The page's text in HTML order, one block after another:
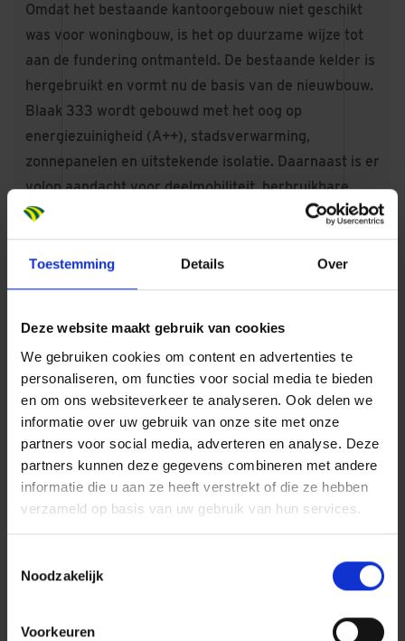
Toestemming Details Over
Deze website maakt gebruik van cookies
We gebruiken cookies om content en advertenties te
personaliseren, om functies voor social media te bieden
en om ons websiteverkeer te analyseren. Ook delen we
informatie over uw gebruik van onze site met onze
partners voor social media, adverteren en analyse. Deze
partners kunnen deze gegevens combineren met andere
informatie die u aan ze heeft verstrekt of die ze hebben
verzameld op basis van uw gebruik van hun services.
Noodzakelijk
Voorkeuren
Omdat het bestaande kantoorgebouw niet geschikt
was voor woningbouw, is het op duurzame wijze tot
aan de fundering ontmanteld. De bestaande kelder is
hergebruikt en vormt nu de basis van de nieuwbouw.
Blaak 333 wordt gebouwd met het oog op
energiezuinigheid (A++), stadsverwarming,
zonnepanelen en uitstekende isolatie. Daarnaast is er
volop aandacht voor deelmobiliteit, herbruikbare
bouwcomponenten, biodiversiteit (nestkasten en veel
groen) en flexibiliteit voor de toekomst.
David Snelleman, directievoorzitter bij Dura Vermeer
Bouw en Vastgoed Rotterdam: “In een stad waar
er al is. Met Blaak 333 hebben we behouden wat
waarde heeft en geven we de plek een nieuwe
toekomst. We hebben hier letterlijk én figuurlijk onze
handtekening achtergelaten: als bouwer van dit
nieuwe icoon voor de stad.”
Paul Oremus, Managing Director Netherlands bij
CBRE Investment Management: “Blaak 333 laat zien
hoe we betaalbaarheid en duurzaamheid hand in
we middenhuurwoningen toe die voor een brede
groep toegankelijk zijn, en bouwen we volgens de
hoogste duurzaamheidsstandaarden. Daarmee